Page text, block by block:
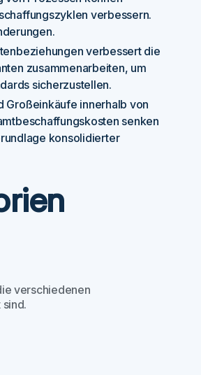
verbessern.
verbessert die
zusammenarbeiten, um
sicherzustellen.
Großeinkäufe innerhalb von
senken
konsolidierter
verschiedenen